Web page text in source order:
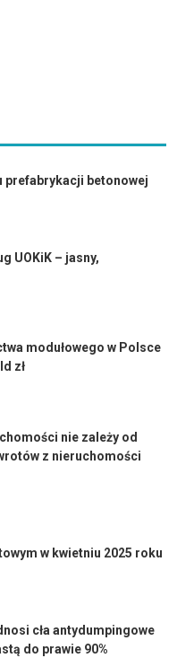
prefabrykacji betonowej
UOKiK – jasny,
modułowego w Polsce
zł
nie zależy od
z nieruchomości
w kwietniu 2025 roku
cła antydumpingowe
do prawie 90%